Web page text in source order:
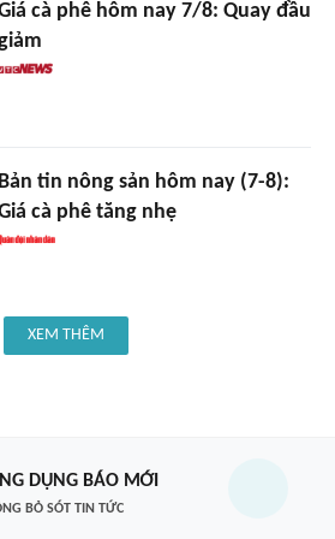
cà phê hôm nay 7/8: Quay đầu
Bản tin nông sản hôm nay (7-8):
cà phê tăng nhẹ
XEM THÊM
DỤNG BÁO MỚI
BỎ SÓT TIN TỨC